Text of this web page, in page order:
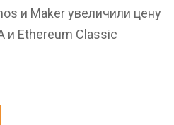
и Maker увеличили цену
и Ethereum Classic